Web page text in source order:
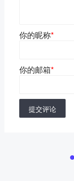
你的昵称*
你的邮箱*
提交评论